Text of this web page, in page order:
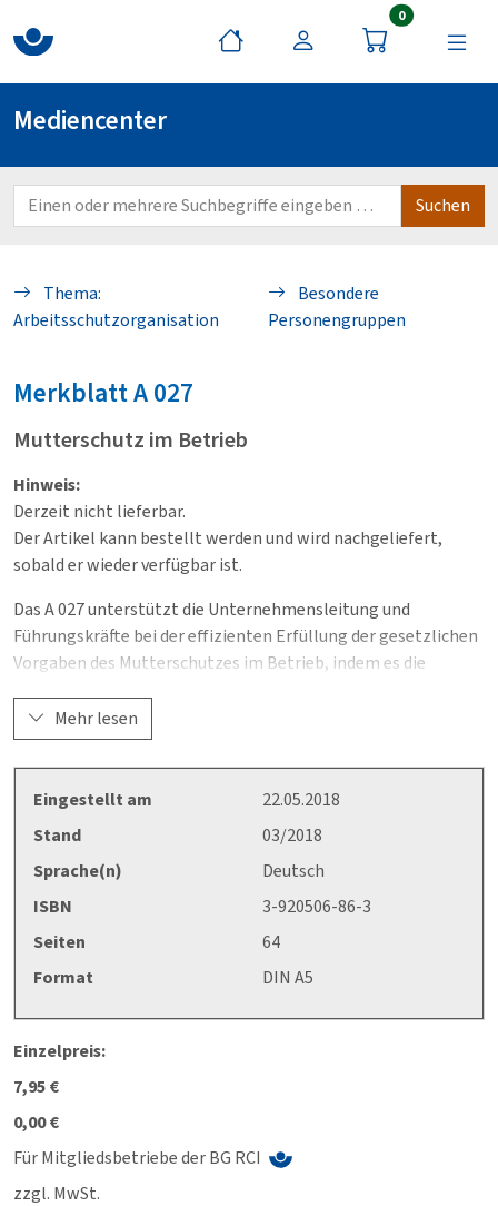
0Artikel im
Mediencenter
Thema:
Arbeitsschutzorganisation
Besondere
Personengruppen
MerkblattA 027
Mutterschutz im Betrieb
Hinweis:
Derzeit nicht lieferbar.
Der Artikel kann bestellt werden und wird nachgeliefert,
sobald er wieder verfügbar ist.
Das A 027 unterstützt die Unternehmensleitung und
Führungskräfte bei der effizienten Erfüllung der gesetzlichen
Vorgaben des Mutterschutzes im Betrieb, indem es die
Vorgaben zum Schutz der Gesundheit der Frau und ihres
Kindes vor und während der Schwangerschaft, nach der
Entbindung und in der Stillzeit zusammenstellt, auf eine
Weiterbeschäftigung der Frau hinwirkt und Diskriminierungen
in dem die wesentlichen Regelungen zum Mutterschutz
eingearbeitet wurden und die zügige Durchführung der
Gefährdungsbeurteilung und Festlegung geeigneter
Mehr lesen
Eingestellt am
22.05.2018
Stand
03/2018
Sprache(n)
Deutsch
ISBN
3-920506-86-3
Seiten
64
Format
DIN A5
Einzelpreis:
7,95 €
0,00 €
Für Mitgliedsbetriebe der BG RCI
zzgl. MwSt.